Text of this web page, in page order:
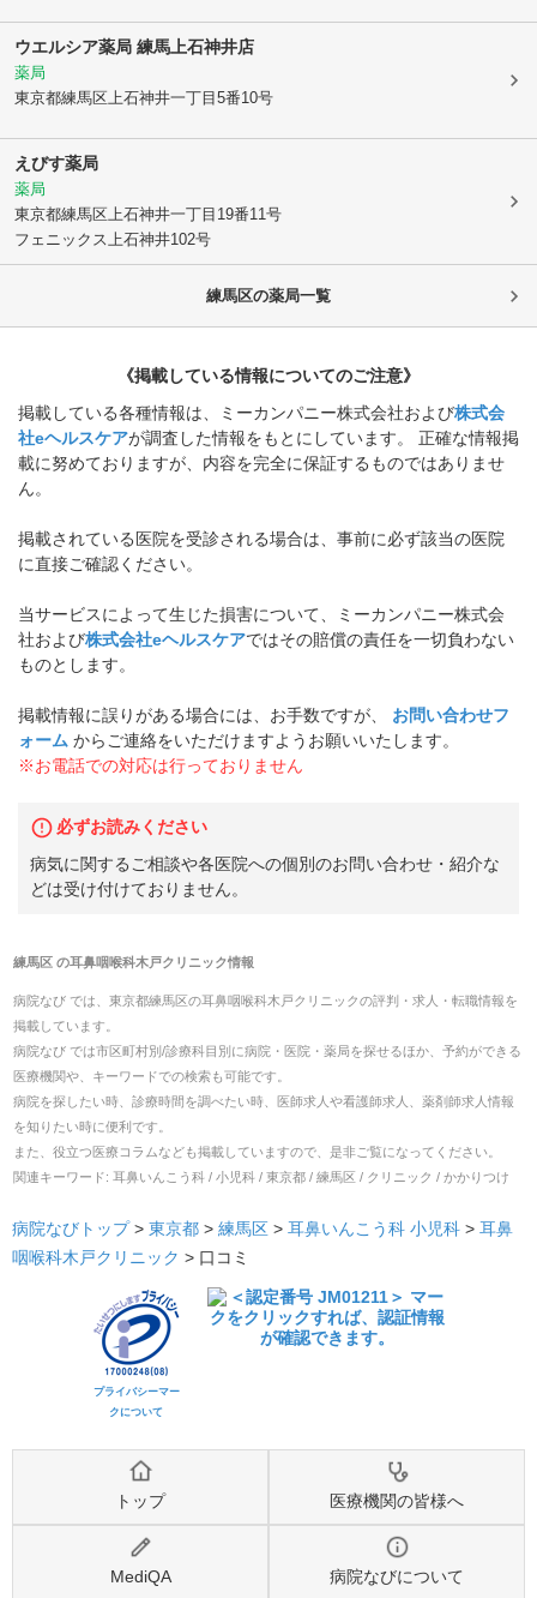
ウエルシア薬局 練馬上石神井店
薬局
東京都練馬区上石神井一丁目5番10号
えびす薬局
薬局
東京都練馬区上石神井一丁目19番11号
フェニックス上石神井102号
練馬区の薬局一覧
《掲載している情報についてのご注意》
掲載している各種情報は、ミーカンパニー株式会社および株式会
社eヘルスケアが調査した情報をもとにしています。 正確な情報掲
載に努めておりますが、内容を完全に保証するものではありませ
ん。
掲載されている医院を受診される場合は、事前に必ず該当の医院
に直接ご確認ください。
当サービスによって生じた損害について、ミーカンパニー株式会
社および株式会社eヘルスケアではその賠償の責任を一切負わない
ものとします。
掲載情報に誤りがある場合には、お手数ですが、
お問い合わせフ
ォーム からご連絡をいただけますようお願いいたします。
※お電話での対応は行っておりません
必ずお読みください
病気に関するご相談や各医院への個別のお問い合わせ・紹介な
どは受け付けておりません。
練馬区 の耳鼻咽喉科木戸クリニック情報
病院なび では、 東京都練馬区の耳鼻咽喉科木戸クリニックの評判・求人・転職情報を
掲載しています。
病院なび では市区町村別/診療科目別に病院・医院・薬局を探せるほか、予約ができる
医療機関や、キーワードでの検索も可能です。
病院を探したい時、診療時間を調べたい時、医師求人や看護師求人、薬剤師求人情報
を知りたい時に便利です。
また、役立つ医療コラムなども掲載していますので、是非ご覧になってください。
関連キーワード: 耳鼻いんこう科 / 小児科 / 東京都 / 練馬区 / クリニック / かかりつけ
病院なびトップ > 東京都 > 練馬区 > 耳鼻いんこう科 小児科 > 耳鼻
咽喉科木戸クリニック > 口コミ
プライバシーマー
クについて
トップ 医療機関の皆様へ
MediQA 病院なびについて